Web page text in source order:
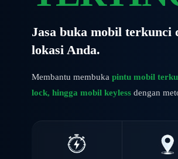
Jasa buka mobil terkunci
lokasi Anda.
Membantu membuka pintu mobil
lock, hingga mobil keylessdengan